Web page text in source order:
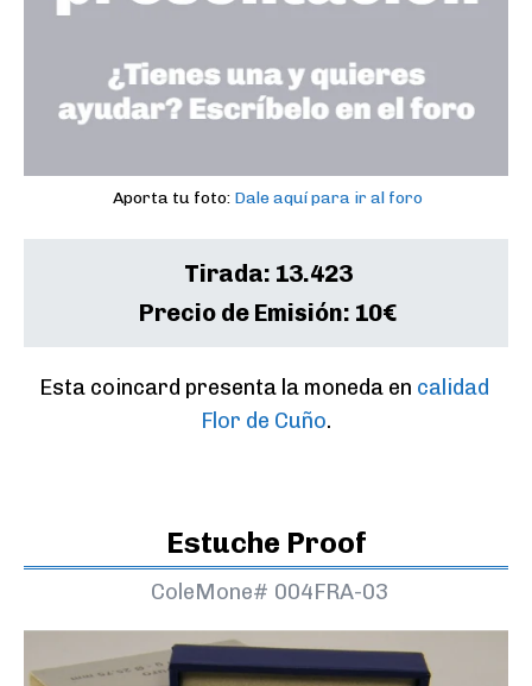
Aporta tu foto: Dale aquí para ir al foro
Tirada: 13.423
Precio de Emisión: 10€
Esta coincard presenta la moneda en calidad
Flor de Cuño.
Estuche Proof
ColeMone# 004FRA-03